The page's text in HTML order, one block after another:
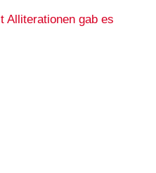
Alliterationen gab es